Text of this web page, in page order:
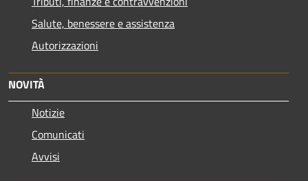
Salute, benessere e assistenza
Autorizzazioni
NOVITÀ
Notizie
Comunicati
Avvisi